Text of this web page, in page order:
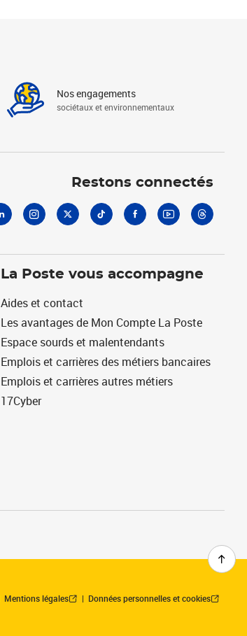
Nos engagements
sociétaux et environnementaux
Restons connectés
La Poste vous accompagne
Aides et contact
Les avantages de Mon Compte La Poste
Espace sourds et malentendants
Emplois et carrières des métiers bancaires
Emplois et carrières autres métiers
17Cyber
Mentions légales Données personnelles et cookies